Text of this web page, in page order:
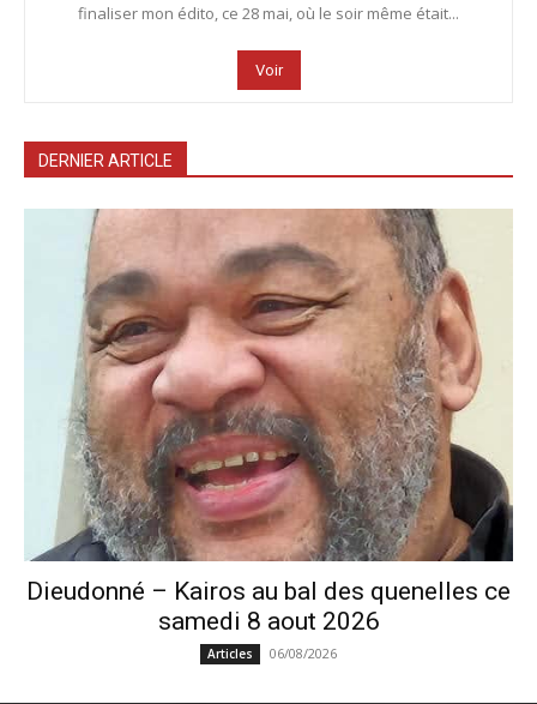
finaliser mon édito, ce 28 mai, où le soir même était...
Voir
DERNIER ARTICLE
Dieudonné – Kairos au bal des quenelles ce
samedi 8 aout 2026
Articles 06/08/2026